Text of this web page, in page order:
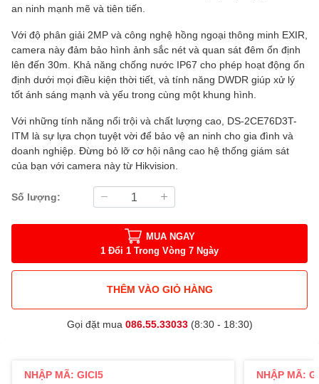
an ninh mạnh mẽ và tiên tiến.
Với độ phân giải 2MP và công nghệ hồng ngoại thông minh EXIR,
camera này đảm bảo hình ảnh sắc nét và quan sát đêm ổn định
lên đến 30m. Khả năng chống nước IP67 cho phép hoạt động ổn
định dưới mọi điều kiện thời tiết, và tính năng DWDR giúp xử lý
tốt ánh sáng mạnh và yếu trong cùng một khung hình.
Với những tính năng nổi trội và chất lượng cao, DS-2CE76D3T-
ITM là sự lựa chọn tuyệt vời để bảo vệ an ninh cho gia đình và
doanh nghiệp. Đừng bỏ lỡ cơ hội nâng cao hệ thống giám sát
của bạn với camera này từ Hikvision.
Số lượng:
MUA NGAY
1 Đổi 1 Trong Vòng 7 Ngày
THÊM VÀO GIỎ HÀNG
Gọi đặt mua 086.55.33033(8:30 - 18:30)
NHẬP MÃ: GICI5 NHẬP MÃ: